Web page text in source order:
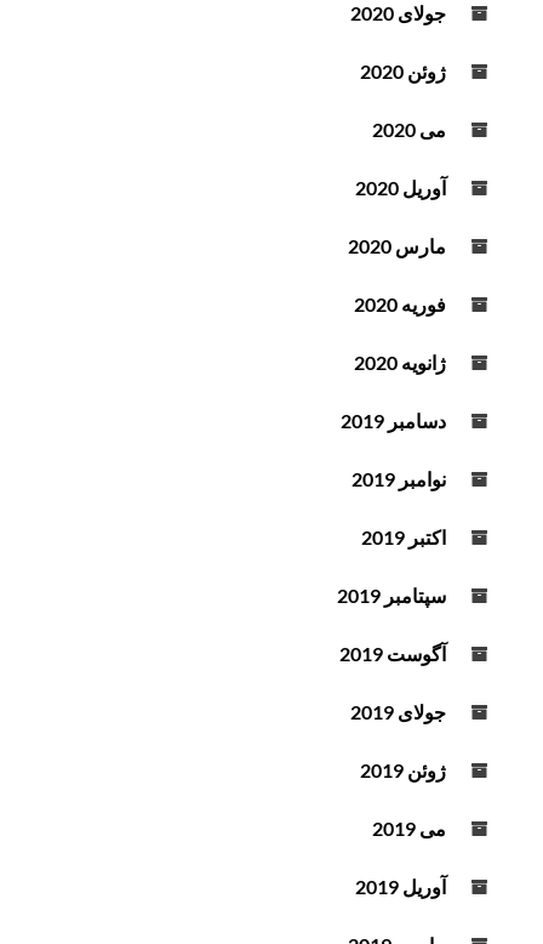
جولای 2020
ژوئن 2020
می 2020
آوریل 2020
مارس 2020
فوریه 2020
ژانویه 2020
دسامبر 2019
نوامبر 2019
اکتبر 2019
سپتامبر 2019
آگوست 2019
جولای 2019
ژوئن 2019
می 2019
آوریل 2019